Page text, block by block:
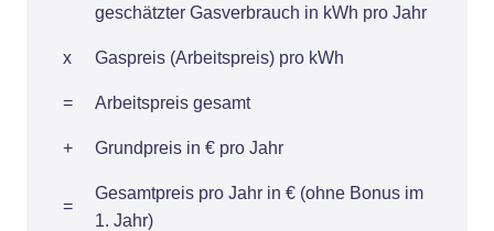
geschätzter Gasverbrauch in kWh pro Jahr
x Gaspreis (Arbeitspreis) pro kWh
= Arbeitspreis gesamt
+ Grundpreis in € pro Jahr
=
Gesamtpreis pro Jahr in € (ohne Bonus im
1. Jahr)